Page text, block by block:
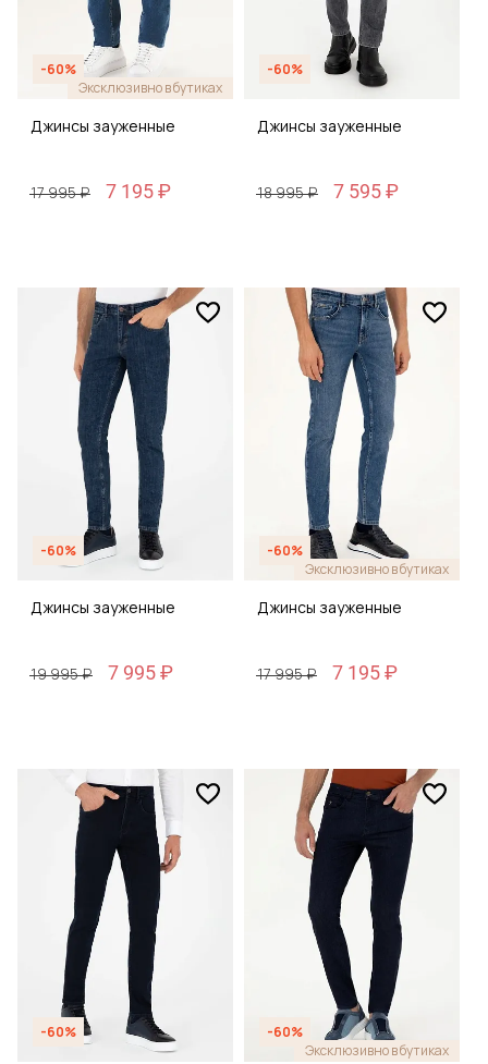
-60%
Эксклюзивно в бутиках
Джинсы зауженные
17 995 ₽ 7 195 ₽
-60%
Джинсы зауженные
18 995 ₽ 7 595 ₽
-60%
Джинсы зауженные
19 995 ₽ 7 995 ₽
-60%
Эксклюзивно в бутиках
Джинсы зауженные
17 995 ₽ 7 195 ₽
-60%
-60%
Эксклюзивно в бутиках